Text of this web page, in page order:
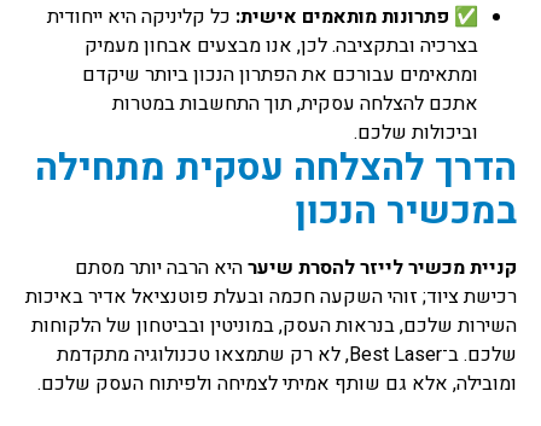
✅ פתרונות מותאמים אישית: כל קליניקה היא ייחודית
בצרכיה ובתקציבה. לכן, אנו מבצעים אבחון מעמיק
ומתאימים עבורכם את הפתרון הנכון ביותר שיקדם
אתכם להצלחה עסקית, תוך התחשבות במטרות
וביכולות שלכם.
הדרך להצלחה עסקית מתחילה
במכשיר הנכון
קניית מכשיר לייזר להסרת שיערהיא הרבה יותר מסתם
רכישת ציוד; זוהי השקעה חכמה ובעלת פוטנציאל אדיר באיכות
השירות שלכם, בנראות העסק, במוניטין ובביטחון של הלקוחות
שלכם. ב־Best Laser, לא רק שתמצאו טכנולוגיה מתקדמת
ומובילה, אלא גם שותף אמיתי לצמיחה ולפיתוח העסק שלכם.